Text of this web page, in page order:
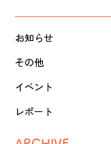
お知らせ
その他
イベント
レポート